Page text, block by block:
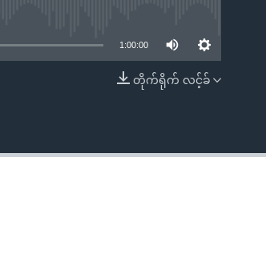
EMBED
1:00:00
တိုက်ရိုက် လင့်ခ်